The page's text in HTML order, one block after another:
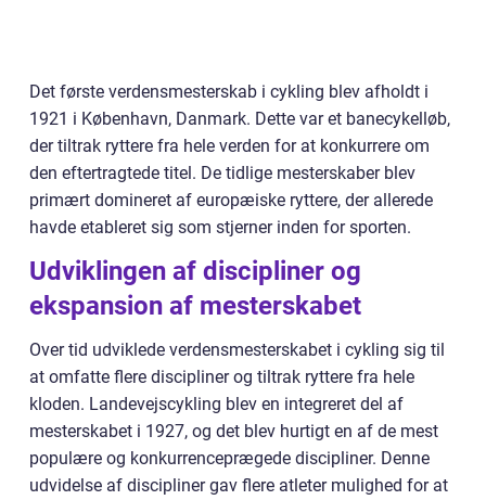
Det første verdensmesterskab i cykling blev afholdt i
1921 i København, Danmark. Dette var et banecykelløb,
der tiltrak ryttere fra hele verden for at konkurrere om
den eftertragtede titel. De tidlige mesterskaber blev
primært domineret af europæiske ryttere, der allerede
havde etableret sig som stjerner inden for sporten.
Udviklingen af discipliner og
ekspansion af mesterskabet
Over tid udviklede verdensmesterskabet i cykling sig til
at omfatte flere discipliner og tiltrak ryttere fra hele
kloden. Landevejscykling blev en integreret del af
mesterskabet i 1927, og det blev hurtigt en af de mest
populære og konkurrenceprægede discipliner. Denne
udvidelse af discipliner gav flere atleter mulighed for at